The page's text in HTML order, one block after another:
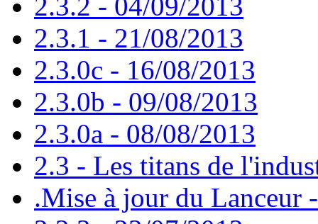
2.3.1 - 21/08/2013
2.3.0c - 16/08/2013
2.3.0b - 09/08/2013
2.3.0a - 08/08/2013
2.3 - Les titans de
.Mise à jour du Lanceur